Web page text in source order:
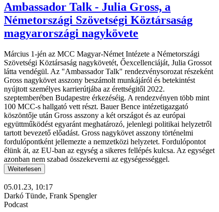
Ambassador Talk - Julia Gross, a
Németországi Szövetségi Köztársaság
magyarországi nagykövete
Március 1-jén az MCC Magyar-Német Intézete a Németországi
Szövetségi Köztársaság nagykövetét, Őexcellenciáját, Julia Grossot
látta vendégül. Az "Ambassador Talk" rendezvénysorozat részeként
Gross nagykövet asszony beszámolt munkájáról és betekintést
nyújtott személyes karrierútjába az érettségitől 2022.
szeptemberében Budapestre érkezéséig. A rendezvényen több mint
100 MCC-s hallgató vett részt. Bauer Bence intézetigazgató
köszöntője után Gross asszony a két országot és az európai
együttműködést egyaránt meghatározó, jelenlegi politikai helyzetről
tartott bevezető előadást. Gross nagykövet asszony történelmi
fordulópontként jellemezte a nemzetközi helyzetet. Fordulópontot
élünk át, az EU-ban az egység a sikeres fellépés kulcsa. Az egységet
azonban nem szabad összekeverni az egységességgel.
Weiterlesen
05.01.23, 10:17
Darkó Tünde, Frank Spengler
Podcast